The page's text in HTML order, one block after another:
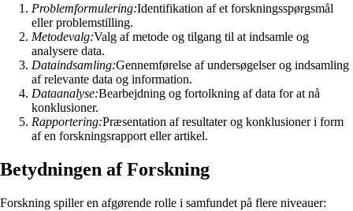
Problemformulering:Identifikation af et forskningsspørgsmål
eller problemstilling.
Metodevalg:Valg af metode og tilgang til at indsamle og
analysere data.
Dataindsamling:Gennemførelse af undersøgelser og indsamling
af relevante data og information.
Dataanalyse:Bearbejdning og fortolkning af data for at nå
konklusioner.
Rapportering:Præsentation af resultater og konklusioner i form
af en forskningsrapport eller artikel.
Betydningen af Forskning
Forskning spiller en afgørende rolle i samfundet på flere niveauer: